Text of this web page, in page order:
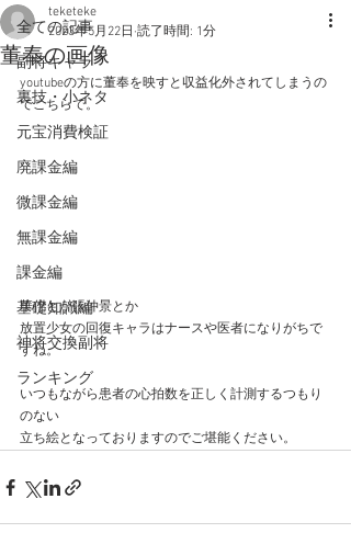
全ての記事
副将キャラ
裏技・小ネタ
元宝消費検証
廃課金編
微課金編
無課金編
課金編
基礎知識編
神将交換副将
ランキング
董奉の画像
teketeke
2023年5月22日 読了時間: 1分
youtubeの方に董奉を映すと収益化外されてしまうの
でこちらで。
華佗とか張仲景とか
放置少女の回復キャラはナースや医者になりがちで
すね。
いつもながら患者の心拍数を正しく計測するつもり
のない
立ち絵となっておりますのでご堪能ください。